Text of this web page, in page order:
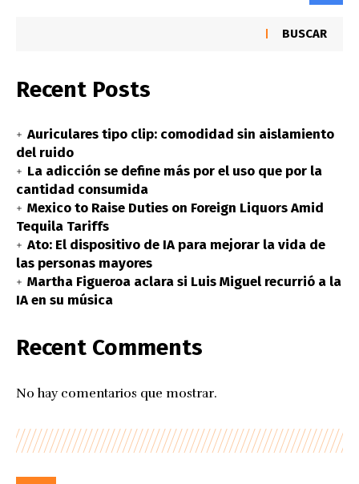
BUSCAR
Recent Posts
Auriculares tipo clip: comodidad sin aislamiento
del ruido
La adicción se define más por el uso que por la
cantidad consumida
Mexico to Raise Duties on Foreign Liquors Amid
Tequila Tariffs
Ato: El dispositivo de IA para mejorar la vida de
las personas mayores
Martha Figueroa aclara si Luis Miguel recurrió a la
IA en su música
Recent Comments
No hay comentarios que mostrar.